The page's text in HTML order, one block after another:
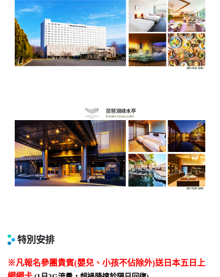
特別安排
※凡報名參團貴賓(嬰兒、小孩不佔除外)送日本五日上